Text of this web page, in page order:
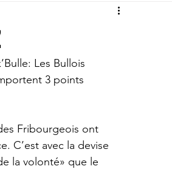
Les Bullois
3 points
Fribourgeois ont
C’est avec la devise
la volonté» que le